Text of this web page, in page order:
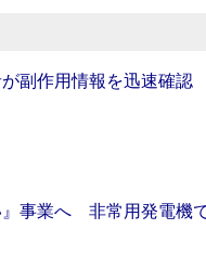
副作用情報を迅速確認
』事業へ 非常用発電機